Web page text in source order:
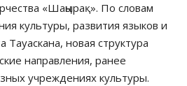
«Шаңырақ». По словам
культуры, развития языков и
новая структура
направления, ранее
учреждениях культуры.